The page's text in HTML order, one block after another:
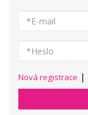
Nová registrace |